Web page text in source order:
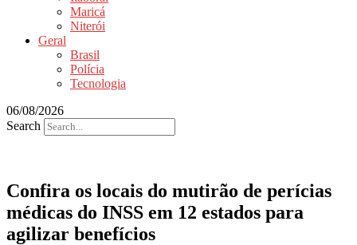
Maricá
Niterói
Geral
Brasil
Polícia
Tecnologia
06/08/2026
Search
Confira os locais do mutirão de perícias
médicas do INSS em 12 estados para
agilizar benefícios